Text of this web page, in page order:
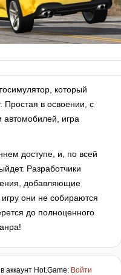
который
Простая в освоении, с
игра
доступе, и, по всей
Разработчики
добавляющие
они не собираются
до полноценного
аккаунт Hot.Game: Войти